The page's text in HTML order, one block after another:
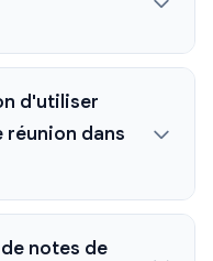
d'utiliser
réunion dans
notes de